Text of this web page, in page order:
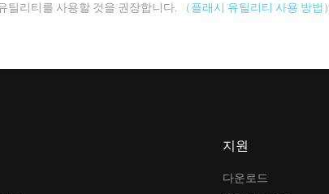
틸리티를 사용할 것을 권장합니다.
（플래시 유틸리티 사용 방법）
지원
다운로드